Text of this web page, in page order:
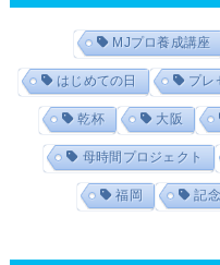
MJプロ養成講座
はじめての日 プレ
乾杯 大阪
母時間プロジェクト
福岡 記